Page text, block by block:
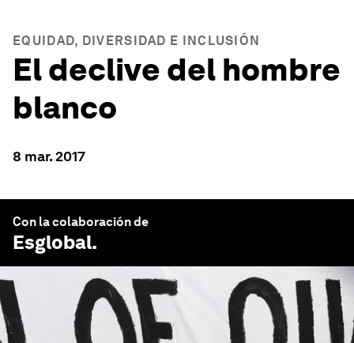
EQUIDAD, DIVERSIDAD E INCLUSIÓN
El declive del hombre
blanco
8 mar. 2017
Con la colaboración de
Esglobal.